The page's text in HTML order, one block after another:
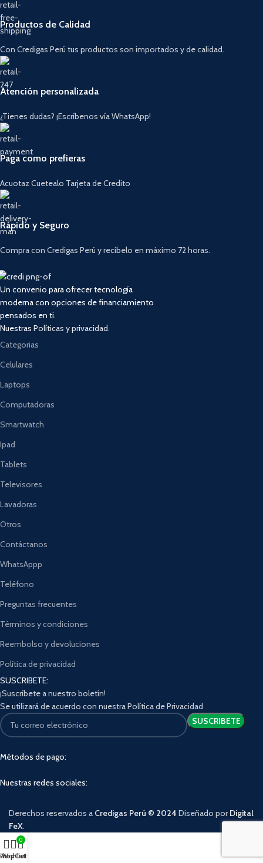
Productos de Calidad
Con Credigas Perú tus productos son importados y de calidad.
Atención personalizada
¿Tienes dudas? ¡Escríbenos vía WhatsApp!
Paga como prefieras
Acuotaz Cuetealo Tarjeta de Credito
Rápido y Seguro
Compra con Credigas Perú y recíbelo en máximo 72 horas.
Un convenio para ofrecer tecnología
moderna con opciones de financiamiento
pensados en ti.
Nuestras Políticas y privacidad.
Categorias
Celulares
Laptops
Computadoras
Smartwatch
Ipad
Tablets
Televisores
Lavadoras
Otros
Contáctanos
WhatsAppp
Teléfono
Preguntas frecuentes
Términos y condiciones
Reembolso y devoluciones
Política de privacidad
SUSCRIBETE:
¡Suscríbete a nuestro boletín!
Se utilizará de acuerdo con nuestra Política de Privacidad
Métodos de pago:
Nuestras redes sociales:
Derechos reservados a Credigas Perú © 2024 Diseñado porDigital
FeX.
Wishlist
0
Cart